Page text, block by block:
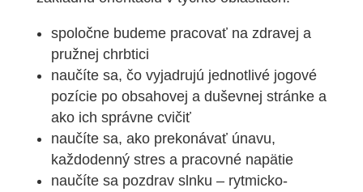
spoločne budeme pracovať na zdravej a
pružnej chrbtici
naučíte sa, čo vyjadrujú jednotlivé jogové
pozície po obsahovej a duševnej stránke a
ako ich správne cvičiť
naučíte sa, ako prekonávať únavu,
každodenný stres a pracovné napätie
naučíte sa pozdrav slnku – rytmicko-